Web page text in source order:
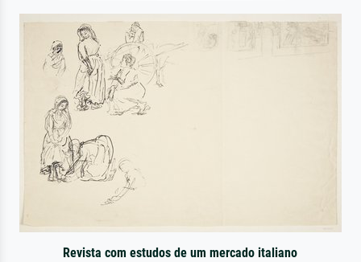
Revista com estudos de um mercado italiano